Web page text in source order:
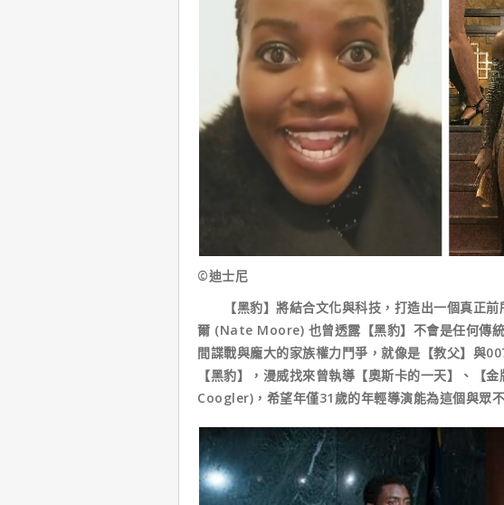
©迪士尼
【黑豹】將結合文化與科技，打造出一個真正前
爾 (Nate Moore) 也曾透露【黑豹】不會是任何傳
間諜戰與龐大的家族權力鬥爭，就像是【教父】與
【黑豹】，漫威找來曾執導【奧斯卡的一天】、【
Coogler)，希望年僅31歲的年輕導演能為這個與眾